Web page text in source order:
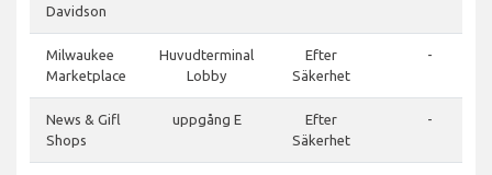
Davidson
Milwaukee
Marketplace
Huvudterminal
Lobby
Efter
Säkerhet
-
News & Gifl
Shops
uppgång E
Efter
Säkerhet
-